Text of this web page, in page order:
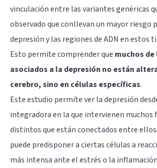
vinculación entre las variantes genéricas
observado que conllevan un mayor riesgo
depresión y las regiones de ADN en estos
Esto permite comprender que muchos de
asociados a la depresión no están
cerebro, sino en células específicas.
Este estudio permite ver la depresión
integradora en la que intervienen muchos
distintos que están conectados entre
puede predisponer a ciertas células a
más intensa ante el estrés o la